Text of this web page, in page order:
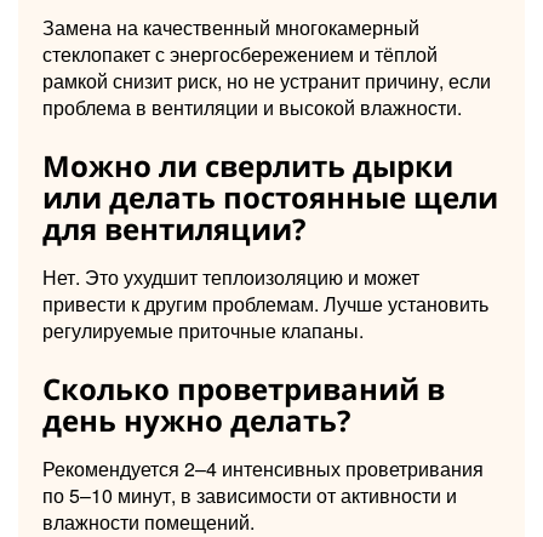
Замена на качественный многокамерный
стеклопакет с энергосбережением и тёплой
рамкой снизит риск, но не устранит причину, если
проблема в вентиляции и высокой влажности.
Можно ли сверлить дырки
или делать постоянные щели
для вентиляции?
Нет. Это ухудшит теплоизоляцию и может
привести к другим проблемам. Лучше установить
регулируемые приточные клапаны.
Сколько проветриваний в
день нужно делать?
Рекомендуется 2–4 интенсивных проветривания
по 5–10 минут, в зависимости от активности и
влажности помещений.